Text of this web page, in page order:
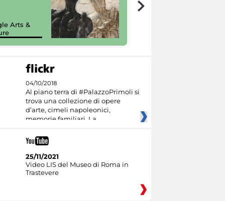
Arts &
04/10/2018
Al piano terra di #PalazzoPrimoli si
trova una collezione di opere
d’arte, cimeli napoleonici,
memorie familiari. La
25/11/2021
Video LIS del Museo di Roma in
Trastevere